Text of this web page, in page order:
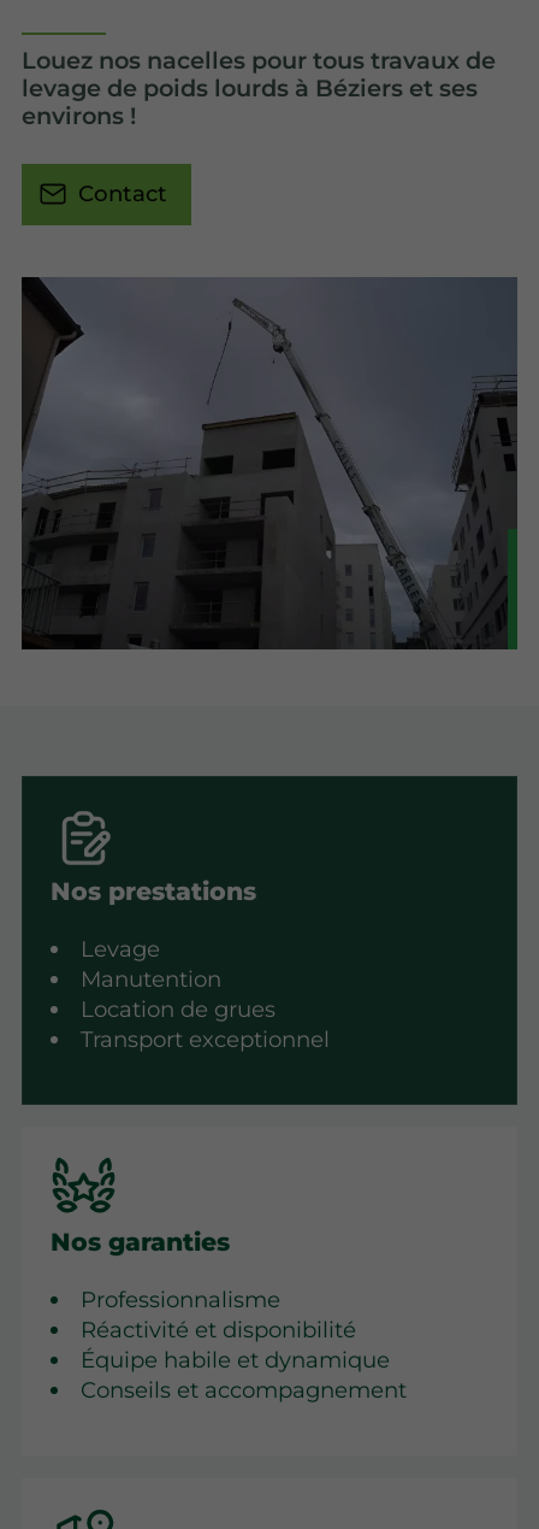
Louez nos nacelles pour tous travaux de
levage de poids lourds à Béziers et ses
environs !
Contact
Nos prestations
Levage
Manutention
Location de grues
Transport exceptionnel
Nos garanties
Professionnalisme
Réactivité et disponibilité
Équipe habile et dynamique
Conseils et accompagnement